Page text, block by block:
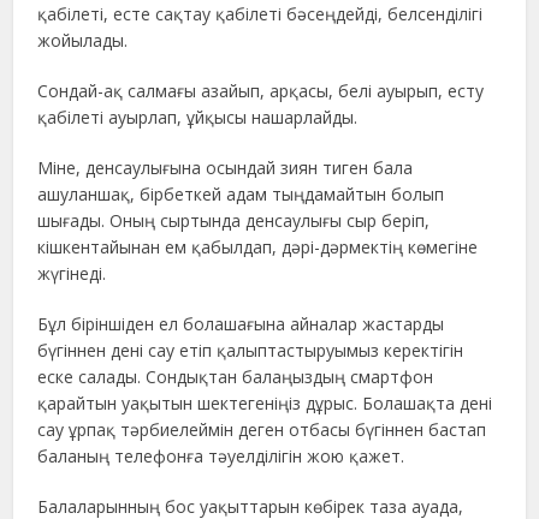
қабілеті, есте сақтау қабілеті бәсеңдейді, белсенділігі
жойылады.
Сондай-ақ салмағы азайып, арқасы, белі ауырып, есту
қабілеті ауырлап, ұйқысы нашарлайды.
Міне, денсаулығына осындай зиян тиген бала
ашуланшақ, бірбеткей адам тыңдамайтын болып
шығады. Оның сыртында денсаулығы сыр беріп,
кішкентайынан ем қабылдап, дәрі-дәрмектің көмегіне
жүгінеді.
Бұл біріншіден ел болашағына айналар жастарды
бүгіннен дені сау етіп қалыптастыруымыз керектігін
еске салады. Сондықтан балаңыздың смартфон
қарайтын уақытын шектегеніңіз дұрыс. Болашақта дені
сау ұрпақ тәрбиелеймін деген отбасы бүгіннен бастап
баланың телефонға тәуелділігін жою қажет.
Балаларынның бос уақыттарын көбірек таза ауада,